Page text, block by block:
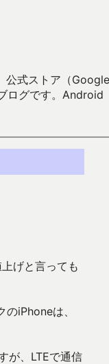
式ストア（
ログです。
げと言っても
iPhoneは、
が、LTEで通信